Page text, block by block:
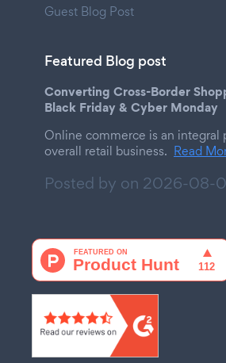
Guest Blog Post
Featured Blog post
Converting Cross-Border
Black Friday & Cyber Monday
Online commerce is an integral
overall retail business. Read
Posted by on 2026-08-